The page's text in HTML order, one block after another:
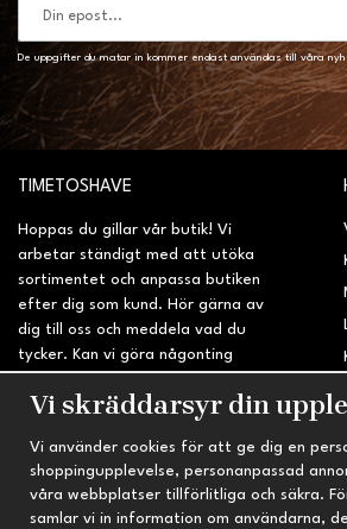
De uppgifter du matar in kommer endast användas till våra
TIMETOSHAVE
Hoppas du gillar vår butik! Vi
arbetar ständigt med att utöka
sortimentet och anpassa butiken
efter dig som kund. Hör gärna av
dig till oss och meddela vad du
tycker. Kan vi göra någonting
sidan?
INFORMATION
Om oss
TRYGG HANDEL
Fri frakt vid köp över
Vi skräddarsyr din
Vi använder cookies för att ge dig en
shoppingupplevelse, personanpassad
våra webbplatser tillförlitliga och säkra.
samlar vi in information om användarna,